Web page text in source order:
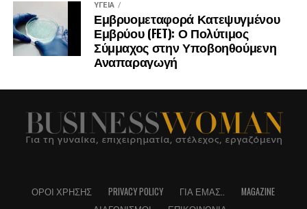
ΥΓΕΊΑ
Εμβρυομεταφορά Κατεψυγμένου
Εμβρύου (FET): Ο Πολύτιμος
Σύμμαχος στην Υποβοηθούμενη
Αναπαραγωγή
ΌΡΟΙ ΧΡΉΣΗΣ PRIVACY POLICY ΓΙΑ ΕΜΆΣ..
MAGAZINE